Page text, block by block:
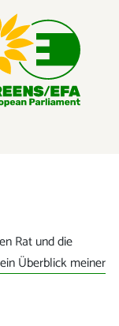
Rat und die
Überblick meiner